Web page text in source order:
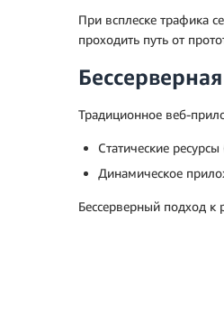
При всплеске трафика
проходить путь от
Традиционное веб-
Статические
Динамическое
Бессерверный подход к